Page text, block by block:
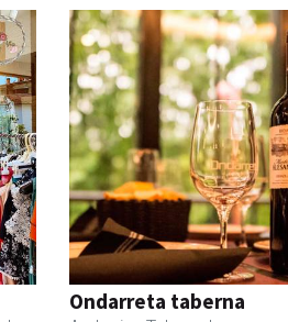
Ondarreta taberna